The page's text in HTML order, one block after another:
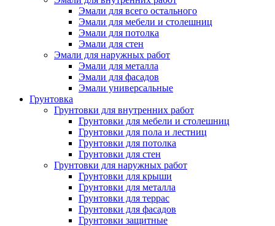
Эмали для всего остального
Эмали для мебели и столешниц
Эмали для потолка
Эмали для стен
Эмали для наружных работ
Эмали для металла
Эмали для фасадов
Эмали универсальные
Грунтовка
Грунтовки для внутренних работ
Грунтовки для мебели и столешниц
Грунтовки для пола и лестниц
Грунтовки для потолка
Грунтовки для стен
Грунтовки для наружных работ
Грунтовки для крыши
Грунтовки для металла
Грунтовки для террас
Грунтовки для фасадов
Грунтовки защитные